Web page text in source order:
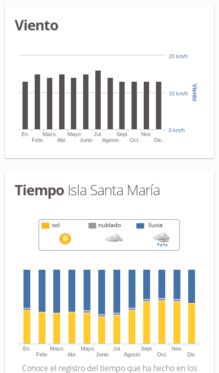
Viento
Viento
En.
Febr.
Mazo.
Abr.
Mayo
Junio
Jul.
Agosto
Sept.
Oct.
Nov.
Dic.
0 km/h
10 km/h
20 km/h
Tiempo Isla Santa María
En.
Febr.
Mazo.
Abr.
Mayo
Junio
Jul.
Agosto
Sept.
Oct.
Nov.
Dic.
Conoce el registro del tiempo que ha hecho en los